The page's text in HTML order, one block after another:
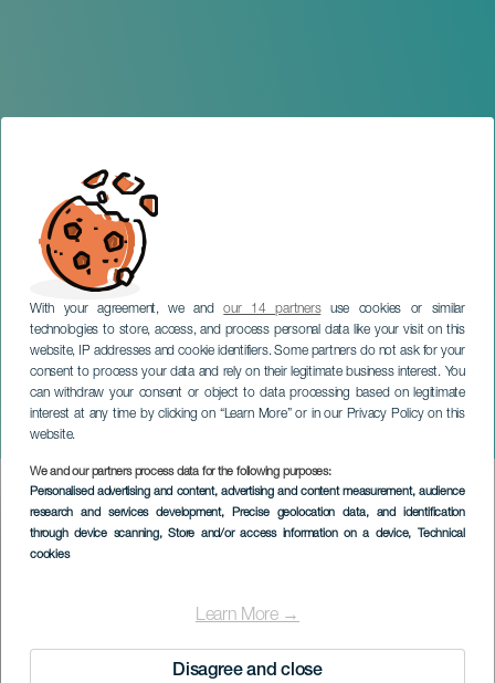
With your agreement, we andour 14 partnersuse cookies or similar
technologies to store, access, and process personal data like your visit on this
website, IP addresses and cookie identifiers. Some partners do not ask for your
consent to process your data and rely on their legitimate business interest. You
can withdraw your consent or object to data processing based on legitimate
interest at any time by clicking on “Learn More” or in our Privacy Policy on this
website.
We and our partners process data for the following purposes:
Personalised advertising and content, advertising and content measurement, audience
research and services development, Precise geolocation data, and identification
through device scanning, Store and/or access information on a device, Technical
cookies
Learn More →
Disagree and close
World Beer Festival -
Santa Cruz
TENERIFE
Imagen
Listado